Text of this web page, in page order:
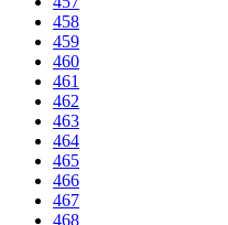
458
459
460
461
462
463
464
465
466
467
468